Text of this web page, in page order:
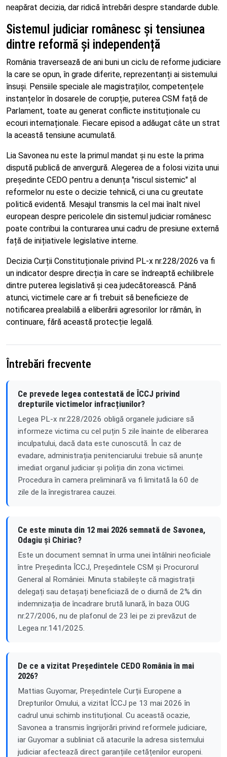
neapărat decizia, dar ridică întrebări despre standarde duble.
Sistemul judiciar românesc și tensiunea
dintre reformă și independență
România traversează de ani buni un ciclu de reforme judiciare
la care se opun, în grade diferite, reprezentanți ai sistemului
însuși. Pensiile speciale ale magistraților, competențele
instanțelor în dosarele de corupție, puterea CSM față de
Parlament, toate au generat conflicte instituționale cu
ecouri internaționale. Fiecare episod a adăugat câte un strat
la această tensiune acumulată.
Lia Savonea nu este la primul mandat și nu este la prima
dispută publică de anvergură. Alegerea de a folosi vizita unui
președinte CEDO pentru a denunța "riscul sistemic" al
reformelor nu este o decizie tehnică, ci una cu greutate
politică evidentă. Mesajul transmis la cel mai înalt nivel
european despre pericolele din sistemul judiciar românesc
poate contribui la conturarea unui cadru de presiune externă
față de inițiativele legislative interne.
Decizia Curții Constituționale privind PL-x nr.228/2026 va fi
un indicator despre direcția în care se îndreaptă echilibrele
dintre puterea legislativă și cea judecătorească. Până
atunci, victimele care ar fi trebuit să beneficieze de
notificarea prealabilă a eliberării agresorilor lor rămân, în
continuare, fără această protecție legală.
Întrebări frecvente
Ce prevede legea contestată de ÎCCJ privind
drepturile victimelor infracțiunilor?
Legea PL-x nr.228/2026 obligă organele judiciare să
informeze victima cu cel puțin 5 zile înainte de eliberarea
inculpatului, dacă data este cunoscută. În caz de
evadare, administrația penitenciarului trebuie să anunțe
imediat organul judiciar și poliția din zona victimei.
Procedura în camera preliminară va fi limitată la 60 de
zile de la înregistrarea cauzei.
Ce este minuta din 12 mai 2026 semnată de Savonea,
Odagiu și Chiriac?
Este un document semnat în urma unei întâlniri neoficiale
între Președinta ÎCCJ, Președintele CSM și Procurorul
General al României. Minuta stabilește că magistrații
delegați sau detașați beneficiază de o diurnă de 2% din
indemnizația de încadrare brută lunară, în baza OUG
nr.27/2006, nu de plafonul de 23 lei pe zi prevăzut de
Legea nr.141/2025.
De ce a vizitat Președintele CEDO România în mai
2026?
Mattias Guyomar, Președintele Curții Europene a
Drepturilor Omului, a vizitat ÎCCJ pe 13 mai 2026 în
cadrul unui schimb instituțional. Cu această ocazie,
Savonea a transmis îngrijorări privind reformele judiciare,
iar Guyomar a subliniat că atacurile la adresa sistemului
judiciar afectează direct garanțiile cetățenilor europeni.